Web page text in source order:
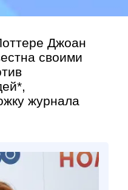
Джоан
своими
журнала